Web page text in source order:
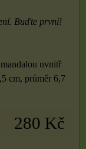
Buďte první!
uvnitř
cm, průměr 6,7
280 Kč